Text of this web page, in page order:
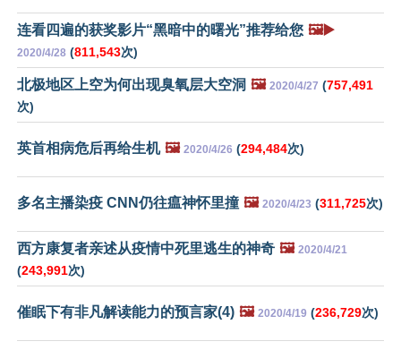
连看四遍的获奖影片“黑暗中的曙光”推荐给您 🖼️▶️
2020/4/28 (811,543次)
北极地区上空为何出现臭氧层大空洞 🖼️ 2020/4/27 (757,491
次)
英首相病危后再给生机 🖼️ 2020/4/26 (294,484次)
多名主播染疫 CNN仍往瘟神怀里撞 🖼️ 2020/4/23 (311,725次)
西方康复者亲述从疫情中死里逃生的神奇 🖼️ 2020/4/21
(243,991次)
催眠下有非凡解读能力的预言家(4) 🖼️ 2020/4/19 (236,729次)